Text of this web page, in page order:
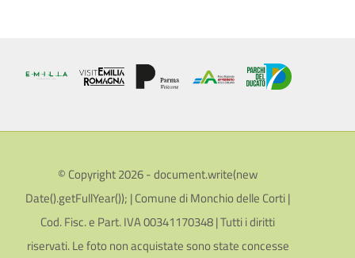
© Copyright 2026 - document.write(new
Date().getFullYear()); | Comune di Monchio delle Corti |
Cod. Fisc. e Part. IVA 00341170348 | Tutti i diritti
riservati. Le foto non acquistate sono state concesse